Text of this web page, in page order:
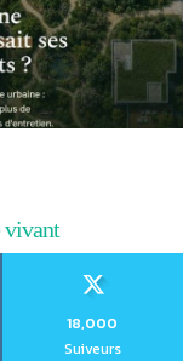
vivant
18,000
Suiveurs